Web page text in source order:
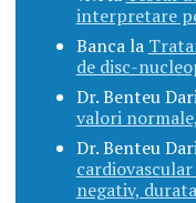
interpretare
Bancala
de disc-
Dr. Benteu
valori
Dr. Benteu
negativ, durata